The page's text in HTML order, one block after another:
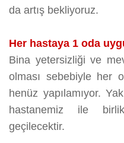
da artış bekliyoruz.
Her hastaya 1 oda
Bina yetersizliği ve
olması sebebiyle her
henüz yapılamıyor.
hastanemiz ile
geçilecektir.